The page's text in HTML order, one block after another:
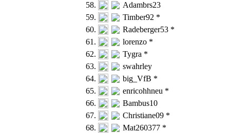
58.
Adambrs23
59.
Timber92 *
60.
Radeberger53 *
61.
lorenzo *
62.
Tygra *
63.
swahrley
64.
big_VfB *
65.
enricohhneu *
66.
Bambus10
67.
Christiane09 *
68.
Mat260377 *